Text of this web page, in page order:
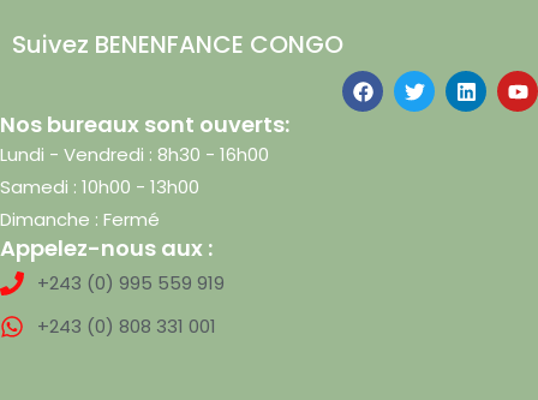
Suivez BENENFANCE CONGO
Nos bureaux sont ouverts:
Lundi - Vendredi : 8h30 - 16h00
Samedi : 10h00 - 13h00
Dimanche : Fermé
Appelez-nous aux :
+243 (0) 995 559 919
+243 (0) 808 331 001